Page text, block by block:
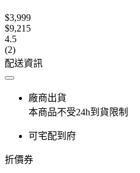
$3,999
$9,215
4.5
(2)
配送資訊
廠商出貨
本商品不受24h到貨限制
可宅配到府
折價券